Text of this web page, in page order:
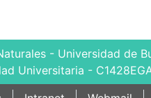
- Universidad de
Universitaria -